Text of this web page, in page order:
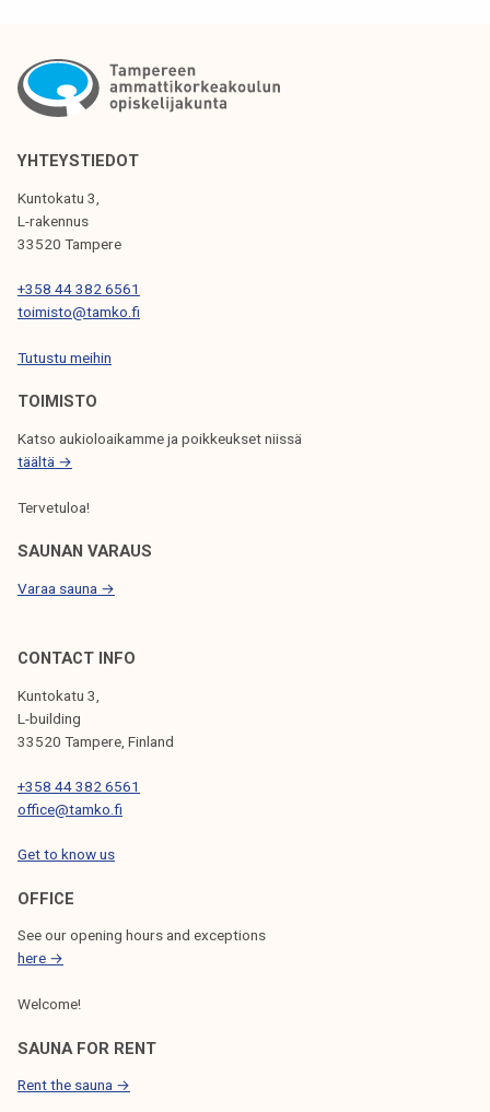
K
K
E
L
I
E
N
S
E
L
A
U
S
YHTEYSTIEDOT
Kuntokatu 3,
L-rakennus
33520 Tampere
+358 44 382 6561
toimisto@tamko.fi
Tutustu meihin
TOIMISTO
Katso aukioloaikamme ja poikkeukset niissä
täältä →
Tervetuloa!
SAUNAN VARAUS
Varaa sauna →
CONTACT INFO
Kuntokatu 3,
L-building
33520 Tampere, Finland
+358 44 382 6561
office@tamko.fi
Get to know us
OFFICE
See our opening hours and exceptions
here →
Welcome!
SAUNA FOR RENT
Rent the sauna →